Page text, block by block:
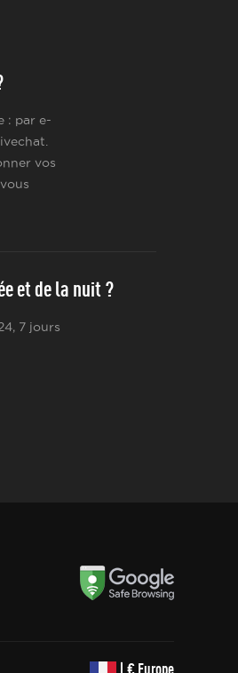
: par e-
vos
et de la nuit ?
7 jours
| € Europe